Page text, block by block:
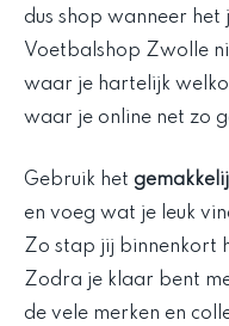
dus shop wanneer
Voetbalshop Zwolle
waar je hartelijk
waar je online net zo
Gebruik het
en voeg wat je leuk
Zo stap jij binnenkort
Zodra je klaar bent
de vele merken en